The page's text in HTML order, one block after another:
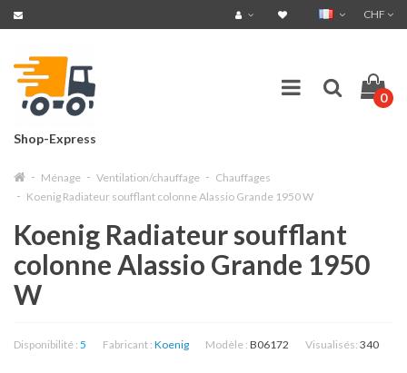
CHF
Shop-Express
0
Ménage Ventilation/chauffage
Chauffages
Koenig Radiateur soufflant colonne Alassio Grande 1950 W
Koenig Radiateur soufflant
colonne Alassio Grande 1950
W
Disponibilité : 5 Fabricant : Koenig Modèle : B06172 Visualisés: 340